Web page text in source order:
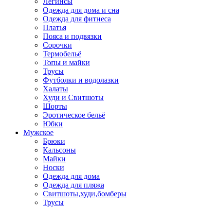
Одежда для дома и сна
Одежда для фитнеса
Платья
Пояса и подвязки
Сорочки
Термобельё
Топы и майки
Трусы
Футболки и водолазки
Халаты
Худи и Свитшоты
Шорты
Эротическое бельё
Юбки
Мужское
Брюки
Кальсоны
Майки
Носки
Одежда для дома
Одежда для пляжа
Свитшоты,худи,бомберы
Трусы